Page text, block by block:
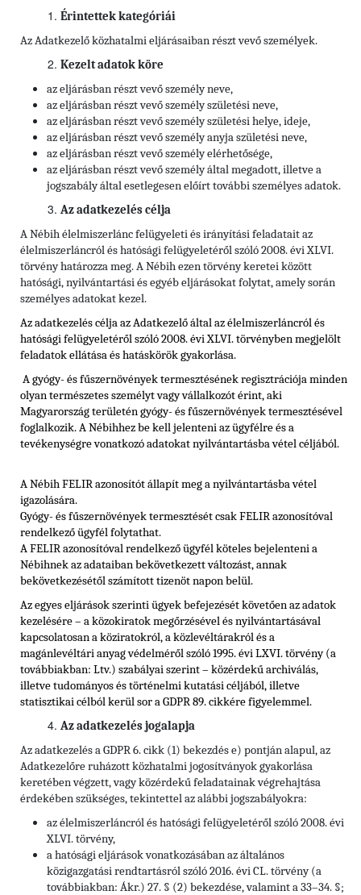
Érintettek kategóriái
Az Adatkezelő közhatalmi eljárásaiban részt vevő személyek.
Kezelt adatok köre
az eljárásban részt vevő személy neve,
az eljárásban részt vevő személy születési neve,
az eljárásban részt vevő személy születési helye, ideje,
az eljárásban részt vevő személy anyja születési neve,
az eljárásban részt vevő személy elérhetősége,
az eljárásban részt vevő személy által megadott, illetve a
jogszabály által esetlegesen előírt további személyes adatok.
Az adatkezelés célja
A Nébih élelmiszerlánc felügyeleti és irányítási feladatait az
élelmiszerláncról és hatósági felügyeletéről szóló 2008. évi XLVI.
törvény határozza meg. A Nébih ezen törvény keretei között
hatósági, nyilvántartási és egyéb eljárásokat folytat, amely során
személyes adatokat kezel.
Az adatkezelés célja az Adatkezelő által az élelmiszerláncról és
hatósági felügyeletéről szóló 2008. évi XLVI. törvényben megjelölt
feladatok ellátása és hatáskörök gyakorlása.
A gyógy- és fűszernövények termesztésének regisztrációja minden
olyan természetes személyt vagy vállalkozót érint, aki
Magyarország területén gyógy- és fűszernövények termesztésével
foglalkozik. A Nébihhez be kell jelenteni az ügyfélre és a
tevékenységre vonatkozó adatokat nyilvántartásba vétel céljából.
A Nébih FELIR azonosítót állapít meg a nyilvántartásba vétel
igazolására.
Gyógy- és fűszernövények termesztését csak FELIR azonosítóval
rendelkező ügyfél folytathat.
A FELIR azonosítóval rendelkező ügyfél köteles bejelenteni a
Nébihnek az adataiban bekövetkezett változást, annak
bekövetkezésétől számított tizenöt napon belül.
Az egyes eljárások szerinti ügyek befejezését követően az adatok
kezelésére – a közokiratok megőrzésével és nyilvántartásával
kapcsolatosan a köziratokról, a közlevéltárakról és a
magánlevéltári anyag védelméről szóló 1995. évi LXVI. törvény (a
továbbiakban: Ltv.) szabályai szerint – közérdekű archiválás,
illetve tudományos és történelmi kutatási céljából, illetve
statisztikai célból kerül sor a GDPR 89. cikkére figyelemmel.
Az adatkezelés jogalapja
Az adatkezelés a GDPR 6. cikk (1) bekezdés e) pontján alapul, az
Adatkezelőre ruházott közhatalmi jogosítványok gyakorlása
keretében végzett, vagy közérdekű feladatainak végrehajtása
érdekében szükséges, tekintettel az alábbi jogszabályokra:
az élelmiszerláncról és hatósági felügyeletéről szóló 2008. évi
XLVI. törvény,
a hatósági eljárások vonatkozásában az általános
közigazgatási rendtartásról szóló 2016. évi CL. törvény (a
továbbiakban: Ákr.) 27. § (2) bekezdése, valamint a 33–34. §;